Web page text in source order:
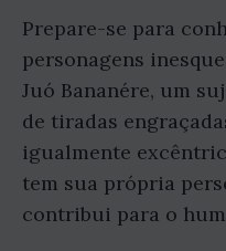
Prepare-se para
personagens
Juó Bananére, um
de tiradas
igualmente
tem sua própria
contribui para o